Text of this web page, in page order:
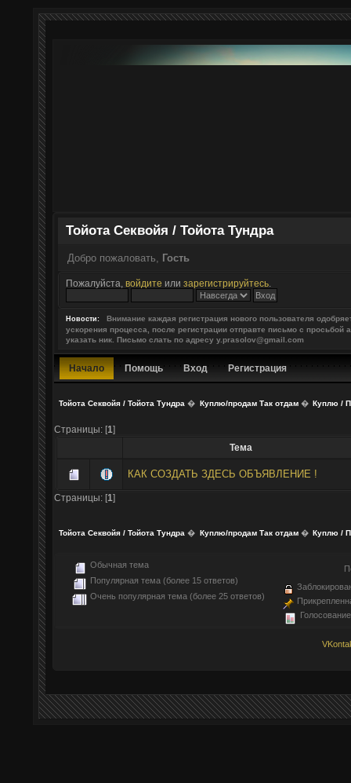
Тойота Секвойя / Тойота Тундра
Добро пожаловать, Гость
Пожалуйста,войдите илизарегистрируйтесь
Новости:
Внимание каждая регистрация нового пользователя
ускорения процесса, после регистрации отправте письмо с просьбой
указать ник. Письмо слать по адресу y.prasolov@gmail.com
Начало Помощь Вход Регистрация
Тойота Секвойя / Тойота Тундра � Куплю/продам Так отдам� Куплю /
Страницы: [1]
Тема
КАК СОЗДАТЬ ЗДЕСЬ ОБЪЯВЛЕНИЕ !
Страницы: [1]
Тойота Секвойя / Тойота Тундра � Куплю/продам Так отдам� Куплю /
Обычная тема
Популярная тема (более 15 ответов)
Очень популярная тема (более 25 ответов)
Голосование